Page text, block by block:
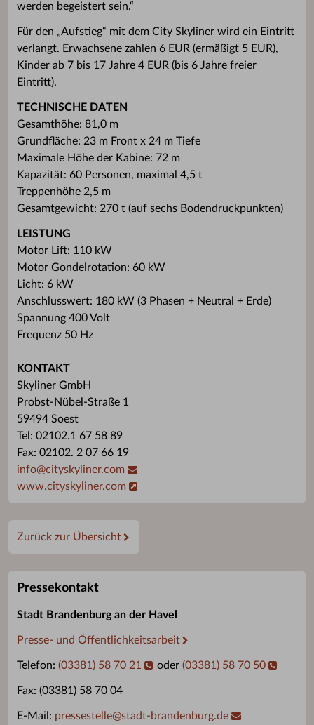
werden begeistert sein.“
Für den „Aufstieg“ mit dem City Skyliner wird ein Eintritt
verlangt. Erwachsene zahlen 6 EUR (ermäßigt 5 EUR),
Kinder ab 7 bis 17 Jahre 4 EUR (bis 6 Jahre freier
Eintritt).
TECHNISCHE DATEN
Gesamthöhe: 81,0 m
Grundfläche: 23 m Front x 24 m Tiefe
Maximale Höhe der Kabine: 72 m
Kapazität: 60 Personen, maximal 4,5 t
Treppenhöhe 2,5 m
Gesamtgewicht: 270 t (auf sechs Bodendruckpunkten)
LEISTUNG
Motor Lift: 110 kW
Motor Gondelrotation: 60 kW
Licht: 6 kW
Anschlusswert: 180 kW (3 Phasen + Neutral + Erde)
Spannung 400 Volt
Frequenz 50 Hz
KONTAKT
Skyliner GmbH
Probst-Nübel-Straße 1
59494 Soest
Tel: 02102.1 67 58 89
Fax: 02102. 2 07 66 19
info@cityskyliner.com
www.cityskyliner.com
Zurück zur Übersicht
Pressekontakt
Stadt Brandenburg an der Havel
Presse- und Öffentlichkeitsarbeit
Telefon: (03381) 58 70 21 oder (03381) 58 70 50
Fax: (03381) 58 70 04
E-Mail: pressestelle@stadt-brandenburg.de